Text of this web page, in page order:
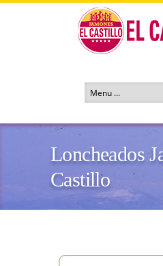
Loncheados
Castillo